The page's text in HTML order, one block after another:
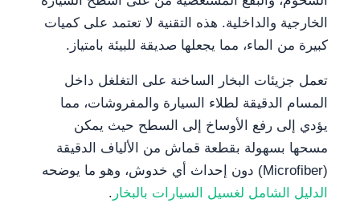
الخارجية والداخلية. هذه التقنية لا تعتمد على كميات
كبيرة من الماء، مما يجعلها صديقة للبيئة بامتياز.
تعمل جزيئات البخار الساخنة على التغلغل داخل
المسام الدقيقة لطلاء السيارة والمفروشات، مما
يؤدي إلى رفع الأوساخ إلى السطح حيث يمكن
مسحها بسهولة بقطعة قماش من الألياف الدقيقة
(Microfiber) دون إحداث أي خدوش، وهو ما يوضحه
الدليل الشامل لغسيل السيارات بالبخار .